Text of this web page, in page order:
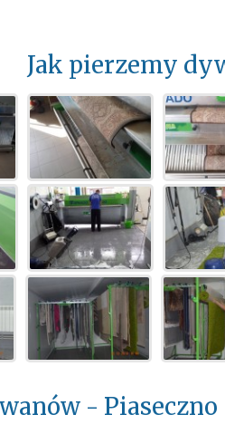
Jak pierzemy
- Piaseczno